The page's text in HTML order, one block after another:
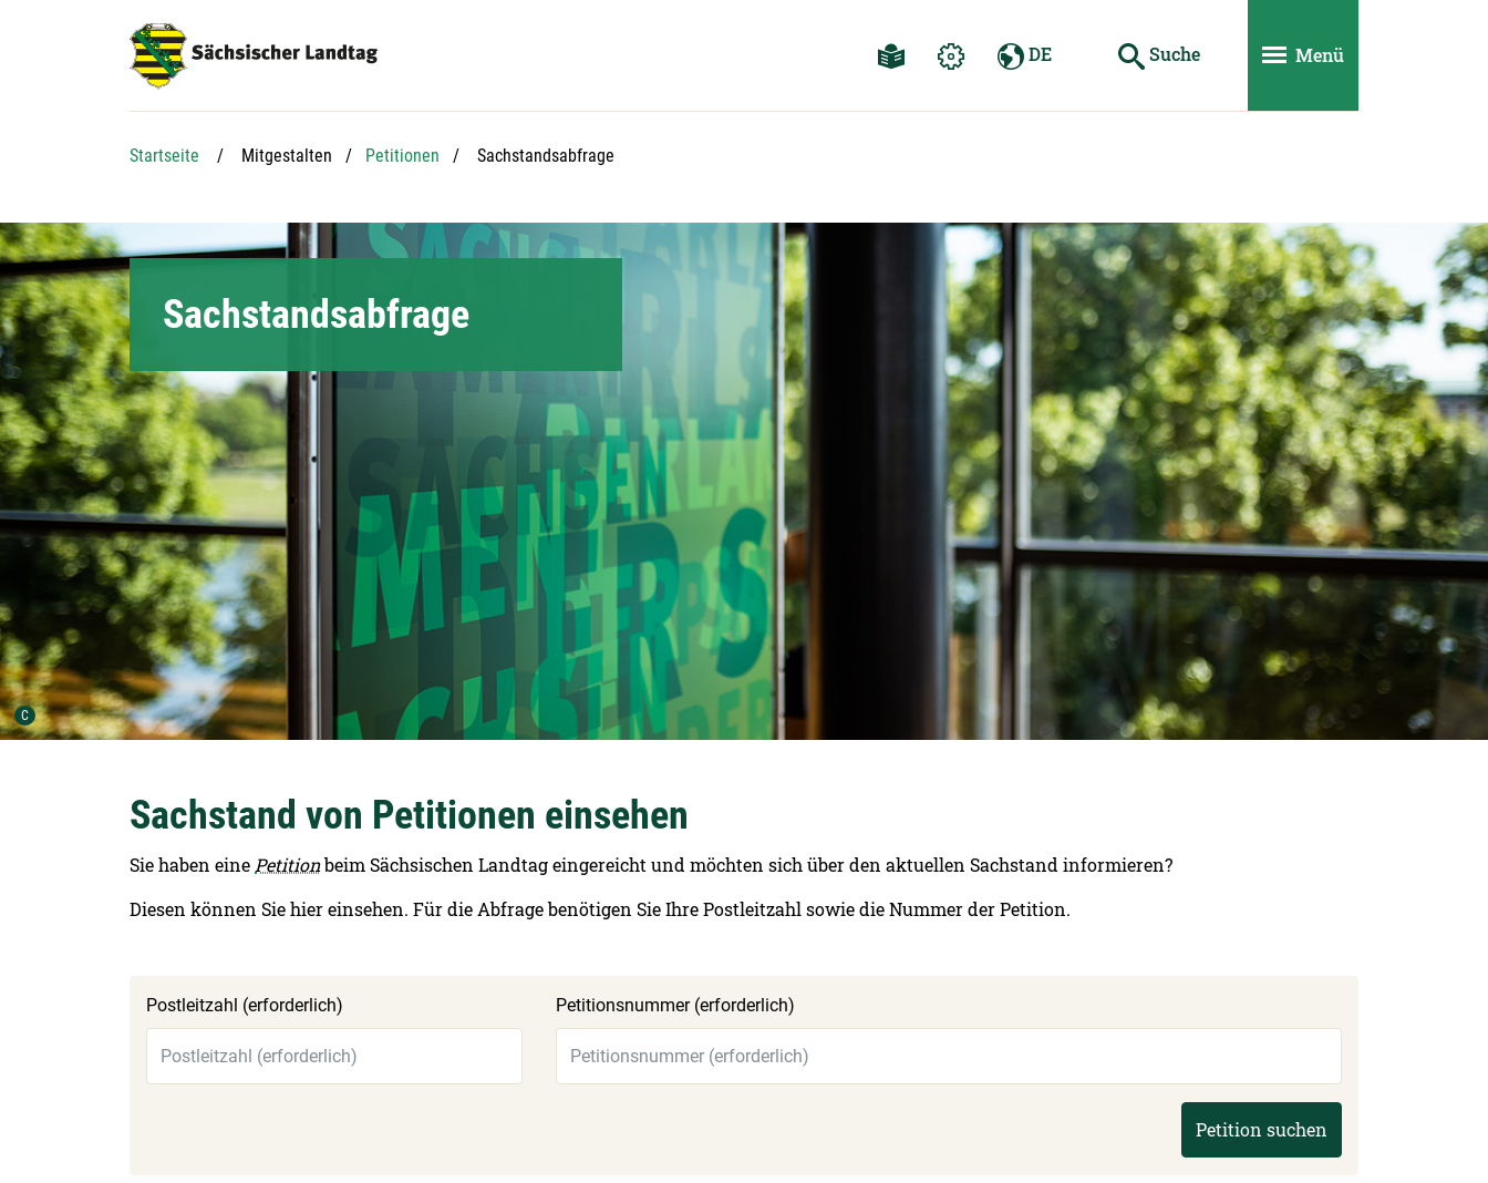
DE Suche Menü
Startseite Mitgestalten Petitionen Aktuelle Seite:
Sachstandsabfrage
C Urheber der Grafik:
Sachstandsabfrage
Sachstand von Petitionen einsehen
Sie haben eine Petitionbeim Sächsischen Landtag eingereicht und möchten sich über den aktuellen Sachstand informieren?
Diesen können Sie hier einsehen. Für die Abfrage benötigen Sie Ihre Postleitzahl sowie die Nummer der Petition.
Postleitzahl (erforderlich) Petitionsnummer (erforderlich)
Petition suchen